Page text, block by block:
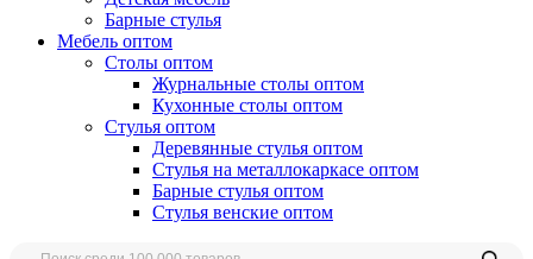
Барные стулья
Мебель оптом
Столы оптом
Журнальные столы оптом
Кухонные столы оптом
Стулья оптом
Деревянные стулья оптом
Стулья на металлокаркасе оптом
Барные стулья оптом
Стулья венские оптом